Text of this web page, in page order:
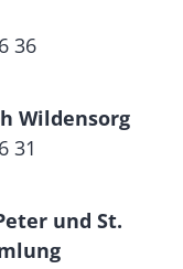
36
Wildensorg
31
und St.